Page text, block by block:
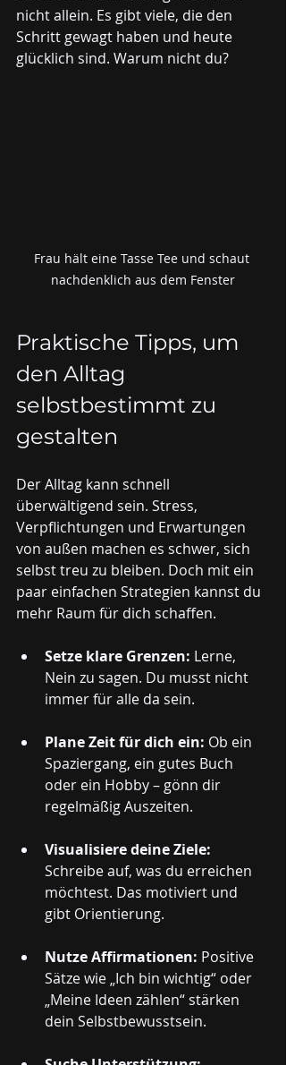
nicht allein. Es gibt viele, die den
Schritt gewagt haben und heute
glücklich sind. Warum nicht du?
Frau hält eine Tasse Tee und schaut
nachdenklich aus dem Fenster
Praktische Tipps, um
den Alltag
selbstbestimmt zu
gestalten
Der Alltag kann schnell
überwältigend sein. Stress,
Verpflichtungen und Erwartungen
von außen machen es schwer, sich
selbst treu zu bleiben. Doch mit ein
paar einfachen Strategien kannst du
mehr Raum für dich schaffen.
Setze klare Grenzen: Lerne,
Nein zu sagen. Du musst nicht
immer für alle da sein.
Plane Zeit für dich ein: Ob ein
Spaziergang, ein gutes Buch
oder ein Hobby – gönn dir
regelmäßig Auszeiten.
Visualisiere deine Ziele:
Schreibe auf, was du erreichen
möchtest. Das motiviert und
gibt Orientierung.
Nutze Affirmationen: Positive
Sätze wie „Ich bin wichtig“ oder
„Meine Ideen zählen“ stärken
dein Selbstbewusstsein.